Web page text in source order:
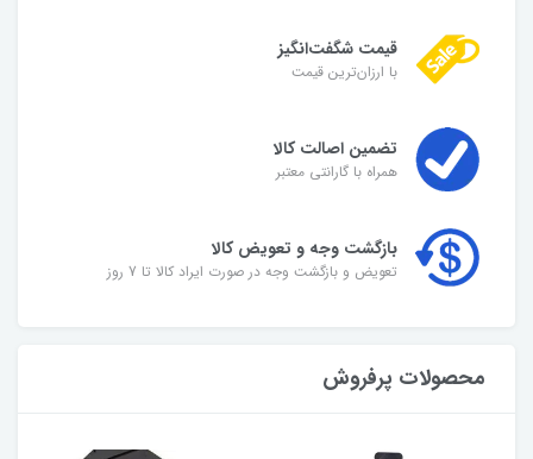
قیمت شگفت‌انگیز
با ارزان‌ترین قیمت
تضمین اصالت کالا
همراه با گارانتی معتبر
بازگشت وجه و تعویض کالا
تعویض و بازگشت وجه در صورت ایراد کالا تا 7 روز
محصولات پرفروش